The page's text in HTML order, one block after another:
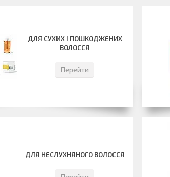
ДЛЯ СУХИХ І ПОШКОДЖЕНИХ
ВОЛОССЯ
Перейти
ДЛЯ НЕСЛУХНЯНОГО ВОЛОССЯ